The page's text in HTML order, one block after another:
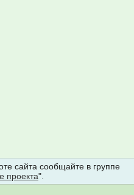
сайта сообщайте в группе
проекта".